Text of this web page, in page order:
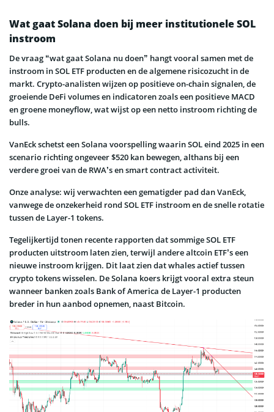
Wat gaat Solana doen bij meer institutionele SOL
instroom
De vraag “wat gaat Solana nu doen” hangt vooral samen met de
instroom in SOL ETF producten en de algemene risicozucht in de
markt. Crypto-analisten wijzen op positieve on-chain signalen, de
groeiende DeFi volumes en indicatoren zoals een positieve MACD
en groene moneyflow, wat wijst op een netto instroom richting de
bulls.
VanEck schetst een Solana voorspelling waarin SOL eind 2025 in een
scenario richting ongeveer $520 kan bewegen, althans bij een
verdere groei van de RWA’s en smart contract activiteit.
Onze analyse: wij verwachten een gematigder pad dan VanEck,
vanwege de onzekerheid rond SOL ETF instroom en de snelle rotatie
tussen de Layer-1 tokens.
Tegelijkertijd tonen recente rapporten dat sommige SOL ETF
producten uitstroom laten zien, terwijl andere altcoin ETF’s een
nieuwe instroom krijgen. Dit laat zien dat whales actief tussen
crypto tokens wisselen. De Solana koers krijgt vooral extra steun
wanneer banken zoals Bank of America de Layer-1 producten
breder in hun aanbod opnemen, naast Bitcoin.